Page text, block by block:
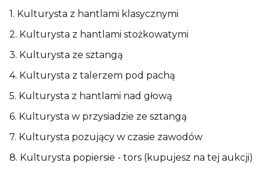
1. Kulturysta z hantlami klasycznymi
2. Kulturysta z hantlami stożkowatymi
3. Kulturysta ze sztangą
4. Kulturysta z talerzem pod pachą
5. Kulturysta z hantlami nad głową
6. Kulturysta w przysiadzie ze sztangą
7. Kulturysta pozujący w czasie zawodów
8. Kulturysta popiersie - tors (kupujesz na tej aukcji)